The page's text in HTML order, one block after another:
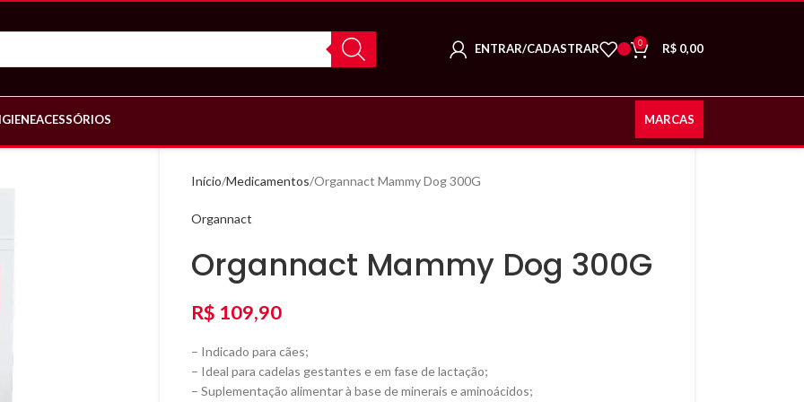
ENTRAR/CADASTRAR 0 R$ 0,00
ACESSÓRIOS MARCAS
Início Medicamentos Organnact Mammy Dog 300G
Organnact
Organnact Mammy Dog 300G
R$ 109,90
– Indicado para cães;
– Ideal para cadelas gestantes e em fase de lactação;
– Suplementação alimentar à base de minerais e aminoácidos;